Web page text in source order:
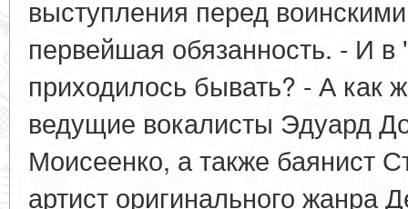
выступления перед
первейшая обязанность. - И в
приходилось бывать? - А как
ведущие вокалисты Эдуард
Моисеенко, а также баянист
артист оригинального жанра